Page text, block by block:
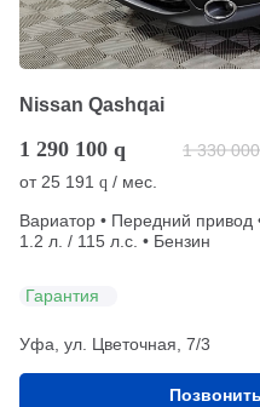
Nissan Qashqai
1 290 100 q 1 330 000
от 25 191 q / мес.
Вариатор • Передний привод
1.2 л. / 115 л.с. • Бензин
Гарантия
Уфа, ул. Цветочная, 7/3